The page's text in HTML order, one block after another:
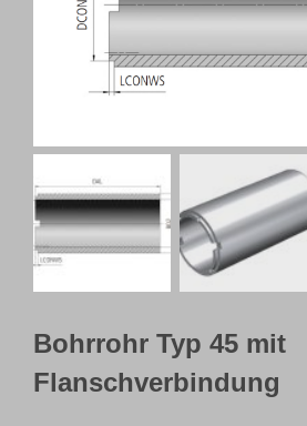
Webshop
Kundenportal
Deutsch
Bohrrohr Typ 45 mit
Flanschverbindung